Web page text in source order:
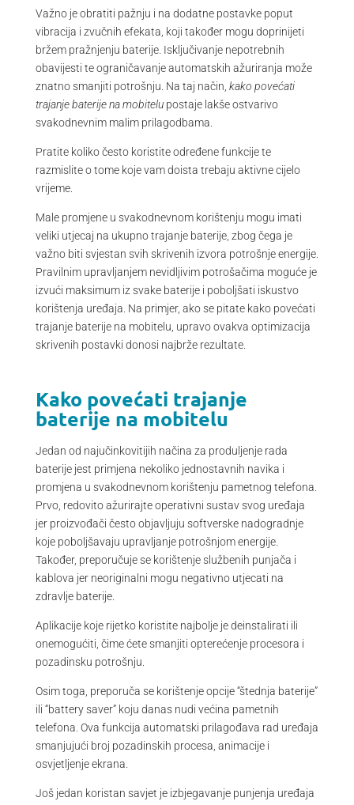
Važno je obratiti pažnju i na dodatne postavke poput
vibracija i zvučnih efekata, koji također mogu doprinijeti
bržem pražnjenju baterije. Isključivanje nepotrebnih
obavijesti te ograničavanje automatskih ažuriranja može
znatno smanjiti potrošnju. Na taj način, kako povećati
trajanje baterije na mobitelupostaje lakše ostvarivo
svakodnevnim malim prilagodbama.
Pratite koliko često koristite određene funkcije te
razmislite o tome koje vam doista trebaju aktivne cijelo
vrijeme.
Male promjene u svakodnevnom korištenju mogu imati
veliki utjecaj na ukupno trajanje baterije, zbog čega je
važno biti svjestan svih skrivenih izvora potrošnje energije.
Pravilnim upravljanjem nevidljivim potrošačima moguće je
izvući maksimum iz svake baterije i poboljšati iskustvo
korištenja uređaja. Na primjer, ako se pitate kako povećati
trajanje baterije na mobitelu, upravo ovakva optimizacija
skrivenih postavki donosi najbrže rezultate.
Kako povećati trajanje
baterije na mobitelu
Jedan od najučinkovitijih načina za produljenje rada
baterije jest primjena nekoliko jednostavnih navika i
promjena u svakodnevnom korištenju pametnog telefona.
Prvo, redovito ažurirajte operativni sustav svog uređaja
jer proizvođači često objavljuju softverske nadogradnje
koje poboljšavaju upravljanje potrošnjom energije.
Također, preporučuje se korištenje službenih punjača i
kablova jer neoriginalni mogu negativno utjecati na
zdravlje baterije.
Aplikacije koje rijetko koristite najbolje je deinstalirati ili
onemogućiti, čime ćete smanjiti opterećenje procesora i
pozadinsku potrošnju.
Osim toga, preporuča se korištenje opcije “štednja baterije”
ili “battery saver” koju danas nudi većina pametnih
telefona. Ova funkcija automatski prilagođava rad uređaja
smanjujući broj pozadinskih procesa, animacije i
osvjetljenje ekrana.
Još jedan koristan savjet je izbjegavanje punjenja uređaja